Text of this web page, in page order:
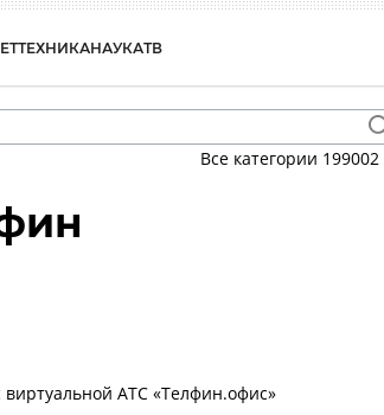
ТЕХНИКАНАУКАТВ
Все категории 199002
виртуальной АТС «Телфин.офис»